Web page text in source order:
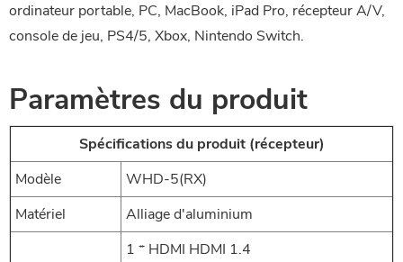
ordinateur portable, PC, MacBook, iPad Pro, récepteur A/V,
console de jeu, PS4/5, Xbox, Nintendo Switch.
Paramètres du produit
Spécifications du produit (récepteur)
Modèle
WHD-5(RX)
Matériel
Alliage d'aluminium
1 * HDMI HDMI 1.4